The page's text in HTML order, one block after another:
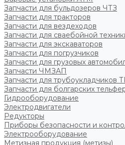
Запчасти для бульдозеров ЧТЗ
Запчасти для тракторов
Запчасти для вездеходов
Запчасти для сваебойной
Запчасти для экскаваторов
Запчасти для погрузчиков
Запчасти для грузовых
Запчасти ЧМЗАП
Запчасти для трубоукладчиков
Запчасти для болгарских
Гидрооборудование
Электродвигатели
Редукторы
Приборы безопасности и
Электрооборудование
Метизная продукция (метизы)